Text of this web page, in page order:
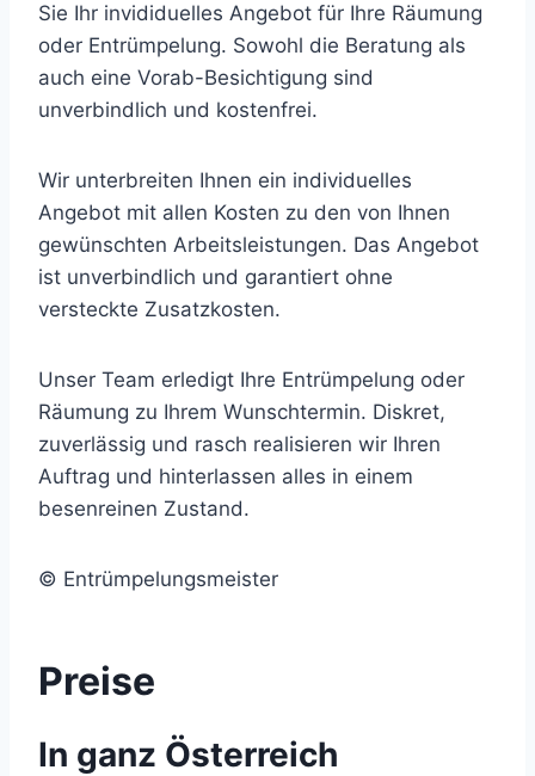
Sie Ihr invididuelles Angebot für Ihre Räumung
oder Entrümpelung. Sowohl die Beratung als
auch eine Vorab-Besichtigung sind
unverbindlich und kostenfrei.
Wir unterbreiten Ihnen ein individuelles
Angebot mit allen Kosten zu den von Ihnen
gewünschten Arbeitsleistungen. Das Angebot
ist unverbindlich und garantiert ohne
versteckte Zusatzkosten.
Unser Team erledigt Ihre Entrümpelung oder
Räumung zu Ihrem Wunschtermin. Diskret,
zuverlässig und rasch realisieren wir Ihren
Auftrag und hinterlassen alles in einem
besenreinen Zustand.
© Entrümpelungsmeister
Preise
In ganz Österreich